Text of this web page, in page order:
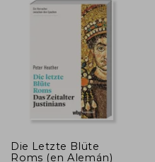
5%
Die Letzte Blüte
Roms (en Alemán)